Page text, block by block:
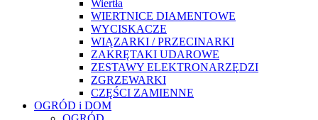
Wiertła
WIERTNICE DIAMENTOWE
WYCISKACZE
WIĄZARKI / PRZECINARKI
ZAKRĘTAKI UDAROWE
ZESTAWY ELEKTRONARZĘDZI
ZGRZEWARKI
CZĘŚCI ZAMIENNE
OGRÓD i DOM